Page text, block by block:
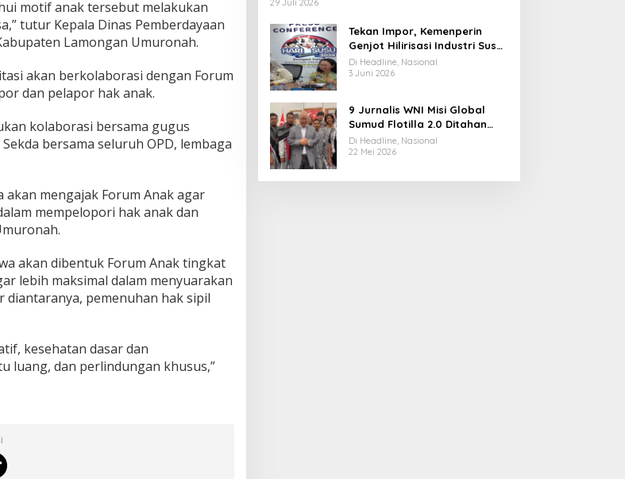
motif anak tersebut melakukan
tutur Kepala Dinas Pemberdayaan
Lamongan Umuronah.
akan berkolaborasi dengan Forum
dan pelapor hak anak.
kolaborasi bersama gugus
bersama seluruh OPD, lembaga
mengajak Forum Anak agar
mempelopori hak anak dan
akan dibentuk Forum Anak tingkat
lebih maksimal dalam menyuarakan
diantaranya, pemenuhan hak sipil
kesehatan dasar dan
luang, dan perlindungan khusus,”
Tekan Impor, Kemenperin
Genjot Hilirisasi Industri Susu
Lewat Momen Hari Susu
Nusantara 2026
Di Headline, Nasional
3 Juni 2026
9 Jurnalis WNI Misi Global
Sumud Flotilla 2.0 Ditahan
Militer Israel, Kini Dibebaskan
dan Dievakuasi ke Istanbul
Di Headline, Nasional
22 Mei 2026